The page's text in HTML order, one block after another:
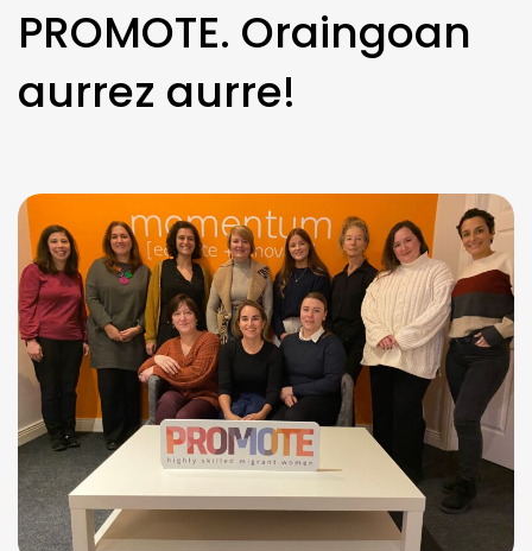
PROMOTE. Oraingoan
aurrez aurre!